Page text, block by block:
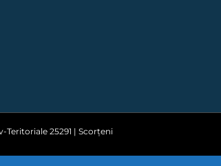
25291 | Scorțeni